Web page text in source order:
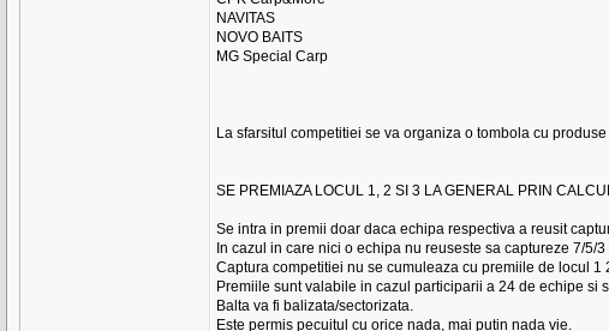
NAVITAS
NOVO BAITS
MG Special Carp
La sfarsitul competitiei se va organiza o tombola cu
SE PREMIAZA LOCUL 1, 2 SI 3 LA GENERAL PRIN
Se intra in premii doar daca echipa respectiva a reusit
In cazul in care nici o echipa nu reuseste sa captureze 7/
Captura competitiei nu se cumuleaza cu premiile de locul 1
Premiile sunt valabile in cazul participarii a 24 de echipe si
Balta va fi balizata/sectorizata.
Este permis pecuitul cu orice nada, mai putin nada vie.